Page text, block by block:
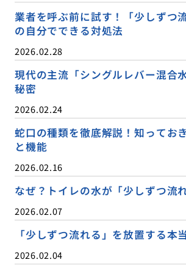
業者を呼ぶ前に試す！「少しずつ
の自分でできる対処法
2026.02.28
現代の主流「シングルレバー混合
秘密
2026.02.24
蛇口の種類を徹底解説！知ってお
と機能
2026.02.16
なぜ？トイレの水が「少しずつ流
2026.02.07
「少しずつ流れる」を放置する本
2026.02.04